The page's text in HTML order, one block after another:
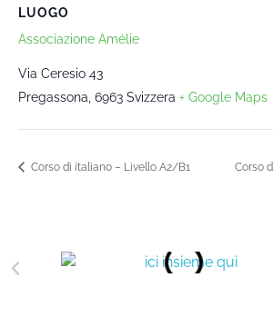
LUOGO
Associazione Amélie
Via Ceresio 43
Pregassona 6963 Svizzera + Google Maps
Corso di italiano – Livello A2/B1 Corso